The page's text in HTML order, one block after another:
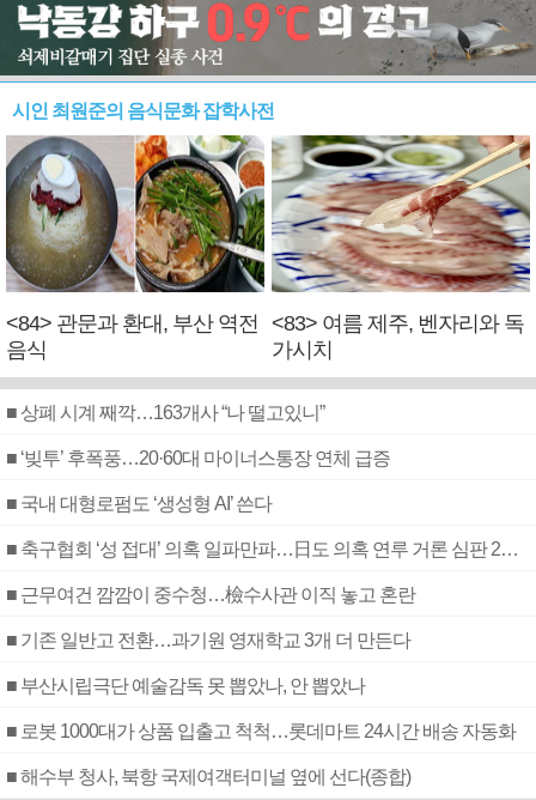
시인 최원준의 음식문화 잡학사전
<84> 관문과 환대, 부산 역전
음식
<83> 여름 제주, 벤자리와 독
가시치
■ 상폐 시계 째깍…163개사 “나 떨고있니”
■ ‘빚투’ 후폭풍…20·60대 마이너스통장 연체 급증
■ 국내 대형로펌도 ‘생성형 AI’ 쓴다
■ 축구협회 ‘성 접대’ 의혹 일파만파…日도 의혹 연루 거론 심판 2명 조사
■ 근무여건 깜깜이 중수청…檢수사관 이직 놓고 혼란
■ 기존 일반고 전환…과기원 영재학교 3개 더 만든다
■ 부산시립극단 예술감독 못 뽑았나, 안 뽑았나
■ 로봇 1000대가 상품 입출고 척척…롯데마트 24시간 배송 자동화
■ 해수부 청사, 북항 국제여객터미널 옆에 선다(종합)